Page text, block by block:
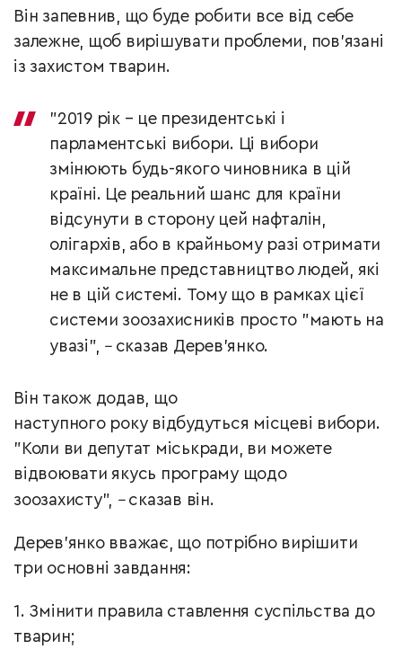
Він запевнив, що буде робити все від себе
залежне, щоб вирішувати проблеми, пов’язані
із захистом тварин.
"2019 рік – це президентські і
парламентські вибори. Ці вибори
змінюють будь-якого чиновника в цій
країні. Це реальний шанс для країни
відсунути в сторону цей нафталін,
олігархів, або в крайньому разі отримати
максимальне представництво людей, які
не в цій системі. Тому що в рамках цієї
системи зоозахисників просто "мають на
увазі", –сказав Дерев’янко.
Він також додав, що
наступного року відбудуться місцеві вибори.
"Коли ви депутат міськради, ви можете
відвоювати якусь програму щодо
зоозахисту", –сказав він.
Дерев’янко вважає, що потрібно вирішити
три основні завдання:
1. Змінити правила ставлення суспільства до
тварин;